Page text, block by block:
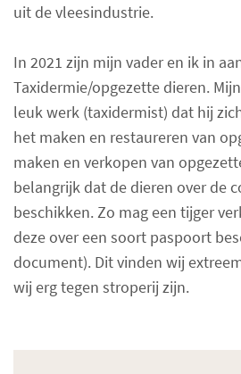
uit de vleesindustrie.
In 2021 zijn mijn vader en ik in
Taxidermie/opgezette dieren.
leuk werk (taxidermist) dat hij
het maken en restaureren van
maken en verkopen van
belangrijk dat de dieren over de
beschikken. Zo mag een tijger
deze over een soort paspoort
document). Dit vinden wij
wij erg tegen stroperij zijn.